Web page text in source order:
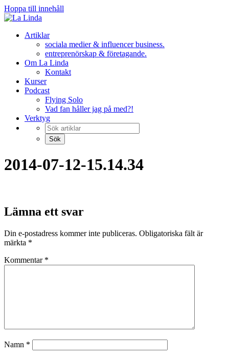
Hoppa till innehåll
Artiklar
sociala medier & influencer business.
entreprenörskap & företagande.
Om La Linda
Kontakt
Kurser
Podcast
Flying Solo
Vad fan håller jag på med?!
Verktyg
2014-07-12-15.14.34
Lämna ett svar
Din e-postadress kommer inte publiceras. Obligatoriska fält är
märkta *
Kommentar *
Namn *